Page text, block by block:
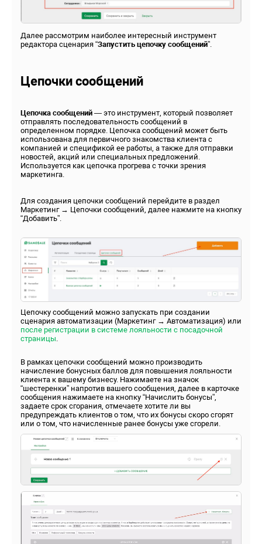
Далее рассмотрим наиболее интересный инструмент
редактора сценария “Запустить цепочку сообщений”.
Цепочки сообщений
Цепочка сообщений — это инструмент, который позволяет
отправлять последовательность сообщений в
определенном порядке. Цепочка сообщений может быть
использована для первичного знакомства клиента с
компанией и спецификой ее работы, а также для отправки
новостей, акций или специальных предложений.
Используется как цепочка прогрева с точки зрения
маркетинга.
Для создания цепочки сообщений перейдите в раздел
Маркетинг → Цепочки сообщений, далее нажмите на кнопку
“Добавить”.
Цепочку сообщений можно запускать при создании
сценария автоматизации (Маркетинг → Автоматизация) или
после регистрации в системе лояльности с посадочной
страницы.
В рамках цепочки сообщений можно производить
начисление бонусных баллов для повышения лояльности
клиента к вашему бизнесу. Нажимаете на значок
“шестеренки” напротив вашего сообщения, далее в карточке
сообщения нажимаете на кнопку “Начислить бонусы”,
задаете срок сгорания, отмечаете хотите ли вы
предупреждать клиентов о том, что их бонусы скоро сгорят
или о том, что начисленные ранее бонусы уже сгорели.